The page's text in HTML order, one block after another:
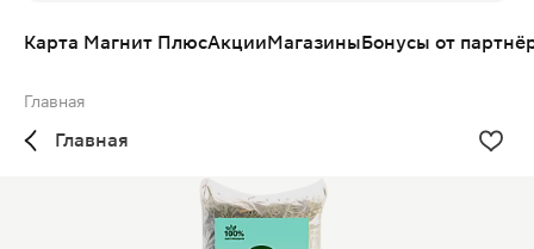
Карта Магнит ПлюсАкцииМагазиныБонусы от
Главная
Главная